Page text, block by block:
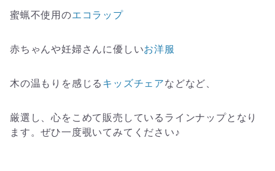
蜜蝋不使用のエコラップ
赤ちゃんや妊婦さんに優しいお洋服
木の温もりを感じる キッズチェアなどなど、
厳選し、心をこめて販売しているラインナップとなり
ます。ぜひ一度覗いてみてください♪